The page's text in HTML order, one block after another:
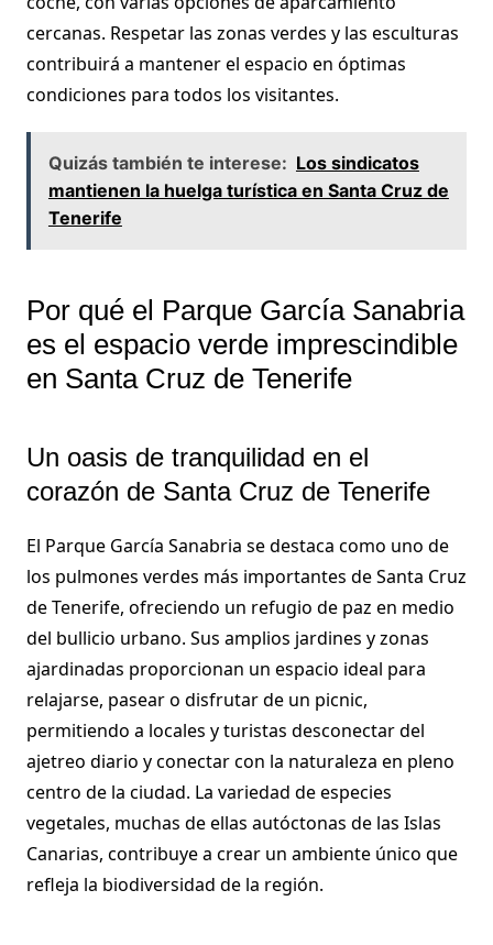
cercanas. Respetar las zonas verdes y las esculturas
contribuirá a mantener el espacio en óptimas
condiciones para todos los visitantes.
Quizás también te interese: Los sindicatos
mantienen la huelga turística en Santa Cruz de
Tenerife
Por qué el Parque García Sanabria
es el espacio verde imprescindible
en Santa Cruz de Tenerife
Un oasis de tranquilidad en el
corazón de Santa Cruz de Tenerife
El Parque García Sanabria se destaca como uno de
los pulmones verdes más importantes de Santa Cruz
de Tenerife, ofreciendo un refugio de paz en medio
del bullicio urbano. Sus amplios jardines y zonas
ajardinadas proporcionan un espacio ideal para
relajarse, pasear o disfrutar de un picnic,
permitiendo a locales y turistas desconectar del
ajetreo diario y conectar con la naturaleza en pleno
centro de la ciudad. La variedad de especies
vegetales, muchas de ellas autóctonas de las Islas
Canarias, contribuye a crear un ambiente único que
refleja la biodiversidad de la región.